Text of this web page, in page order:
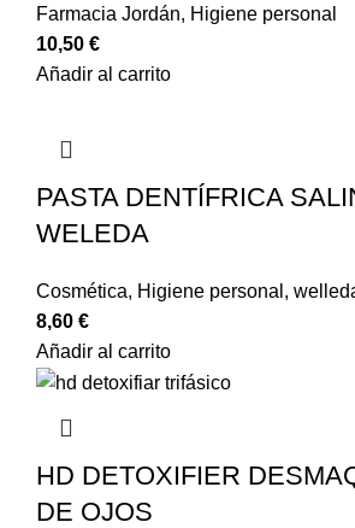
Farmacia Jordán, Higiene personal
10,50 €
Añadir al carrito
PASTA DENTÍFRICA
WELEDA
Cosmética, Higiene personal ,
8,60 €
Añadir al carrito
HD DETOXIFIER
DE OJOS